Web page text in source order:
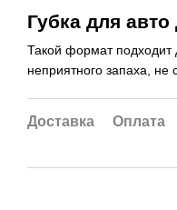
Губка для
Такой формат подходит
неприятного запаха, не
Доставка Оплата